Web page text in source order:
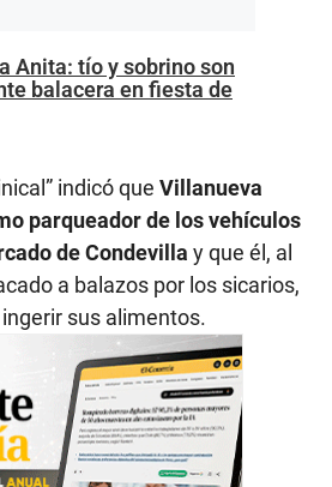
Anita: tío y sobrino son
balacera en fiesta de
indicó que Villanueva
parqueador de los vehículos
de Condevilla y que él, al
a balazos por los sicarios,
sus alimentos.